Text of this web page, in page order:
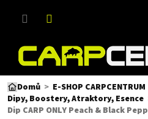
Domů E-SHOP CARPCENTRUM
Dipy, Boostery, Atraktory, Esence
Dip CARP ONLY Peach & Black